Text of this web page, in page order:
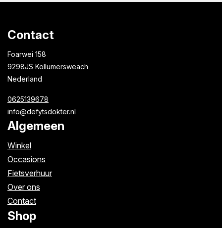
Contact
Foarwei 158
9298JS Kollumersweach
Nederland
0625139678
info@defytsdokter.nl
Algemeen
Winkel
Occasions
Fietsverhuur
Over ons
Contact
Shop